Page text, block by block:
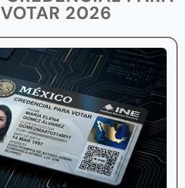
VOTAR 2026